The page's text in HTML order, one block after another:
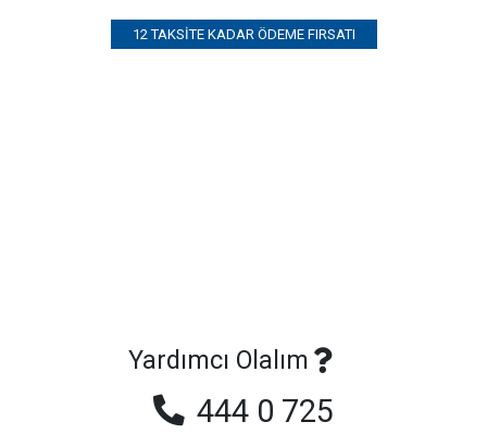
12 TAKSITE KADAR ÖDEME FIRSATI
Yardımcı Olalım
444 0 725